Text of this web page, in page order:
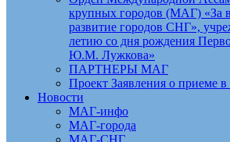
крупных городов (МАГ) «За
развитие городов СНГ»,
летию со дня рождения
Ю.М. Лужкова»
ПАРТНЕРЫ МАГ
Проект Заявления о приеме
Новости
МАГ-инфо
МАГ-города
МАГ-СНГ